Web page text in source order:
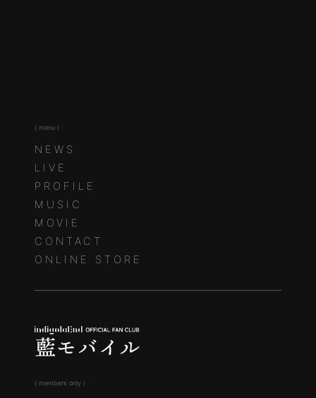
( menu )
NEWS
LIVE
PROFILE
MUSIC
MOVIE
CONTACT
ONLINE STORE
( members only )